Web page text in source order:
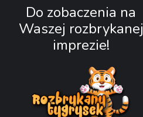
Do zobaczenia na
Waszej rozbrykanej
imprezie!